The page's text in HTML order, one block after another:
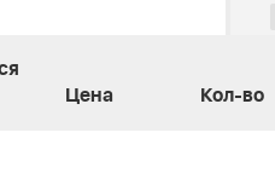
Цена Кол-во